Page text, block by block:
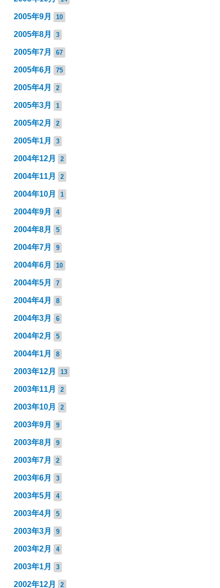
2005年9月 10
2005年8月 3
2005年7月 67
2005年6月 75
2005年4月 2
2005年3月 1
2005年2月 2
2005年1月 3
2004年12月 2
2004年11月 2
2004年10月 1
2004年9月 4
2004年8月 5
2004年7月 9
2004年6月 10
2004年5月 7
2004年4月 8
2004年3月 6
2004年2月 5
2004年1月 8
2003年12月 13
2003年11月 2
2003年10月 2
2003年9月 9
2003年8月 9
2003年7月 2
2003年6月 3
2003年5月 4
2003年4月 5
2003年3月 9
2003年2月 4
2003年1月 3
2002年12月 2